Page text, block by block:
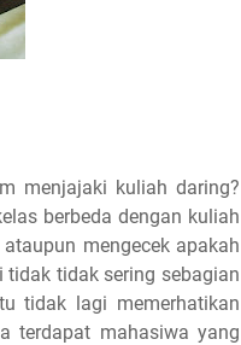
menjajaki kuliah daring?
berbeda dengan kuliah
mengecek apakah
tidak sering sebagian
tidak lagi memerhatikan
terdapat mahasiwa yang